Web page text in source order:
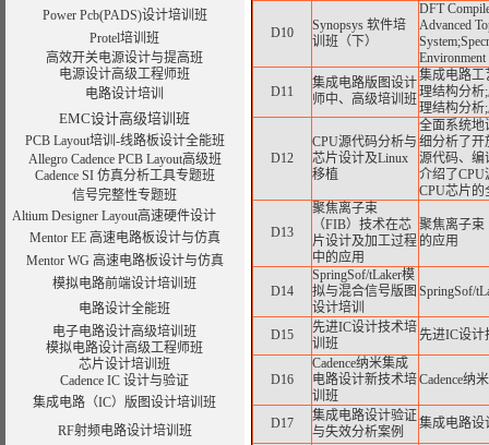
Power Pcb(PADS)设计培训班
Protel培训班
高效开关电源设计与提高班
电源设计高级工程师班
电路设计培训
EMC设计高级培训班
PCB Layout培训-线路板设计全能班
Allegro Cadence PCB Layout高级班
Cadence SI 仿真分析工具专题班
信号完整性专题班
Altium Designer Layout高速硬件设计
Mentor EE 高速电路板设计与仿真
Mentor WG 高速电路板设计与仿真
模拟电路前端设计培训班
电路设计全能班
电子电路设计高级培训班
模拟电路设计高级工程师班
芯片设计培训班
Cadence IC 设计与验证
集成电路（IC）版图设计培训班
RF射频电路设计培训班
D10
Synopsys 软件培
训班（下）
DFT
Advanced
Environment
D11
集成电路版图设计
师中、高级培训班
集成电路工
理结构分析
理结构分析
D12
CPU源代码分析与
芯片设计及Linux
移植
全面系统地
细分析了开
源代码、编
介绍了
CPU芯片
D13
聚焦离子束
（FIB）技术在芯
片设计及加工过程
中的应用
聚焦离子束
的应用
D14
SpringSof/tLaker模
拟与混合信号版图
设计培训
SpringSof/
D15
先进IC设计技术培
训班
先进IC设计
D16
Cadence纳米集成
电路设计新技术培
训班
Cadence纳
D17
集成电路设计验证
与失效分析案例
集成电路设